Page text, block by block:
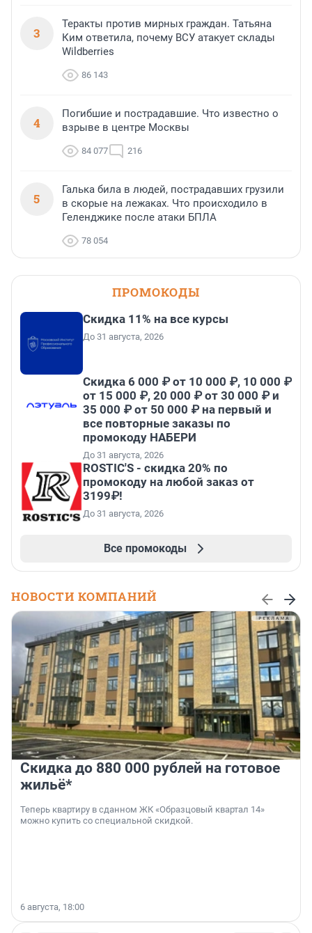
3
Теракты против мирных граждан. Татьяна
Ким ответила, почему ВСУ атакует склады
Wildberries
86 143
4
Погибшие и пострадавшие. Что известно о
взрыве в центре Москвы
84 077 216
5
Галька била в людей, пострадавших грузили
в скорые на лежаках. Что происходило в
Геленджике после атаки БПЛА
78 054
ПРОМОКОДЫ
Скидка 11% на все курсы
До 31 августа, 2026
Скидка 6 000 ₽ от 10 000 ₽, 10 000 ₽
от 15 000 ₽, 20 000 ₽ от 30 000 ₽ и
35 000 ₽ от 50 000 ₽ на первый и
все повторные заказы по
промокоду НАБЕРИ
До 31 августа, 2026
ROSTIC'S - скидка 20% по
промокоду на любой заказ от
3199₽!
До 31 августа, 2026
Все промокоды
НОВОСТИ КОМПАНИЙ
Скидка до 880 000 рублей на готовое
жильё*
Теперь квартиру в сданном ЖК «Образцовый квартал 14»
можно купить со специальной скидкой.
6 августа, 18:00